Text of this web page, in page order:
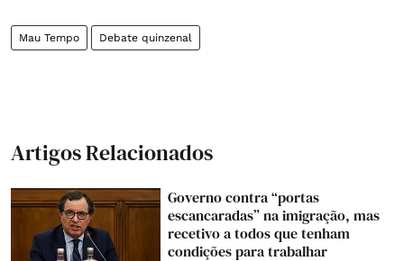
Mau Tempo Debate quinzenal
Artigos Relacionados
Governo contra “portas
escancaradas” na imigração, mas
recetivo a todos que tenham
condições para trabalhar